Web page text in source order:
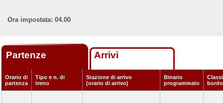
Ora impostata: 04.00
Partenze Arrivi
Orario di
partenza
Tipo e n. di
treno
Stazione di arrivo
(orario di arrivo)
Binario
programmato
bordo